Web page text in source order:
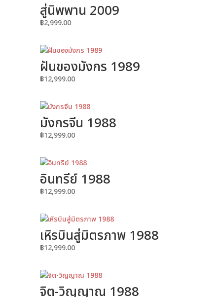
สู่นิพพาน 2009
฿2,999.00
ฝันของมังกร 1989
฿12,999.00
มังกรจีน 1988
฿12,999.00
อินทรีย์ 1988
฿12,999.00
เหิรบินสู่มิตรภาพ 1988
฿12,999.00
จิต-วิญญาณ 1988